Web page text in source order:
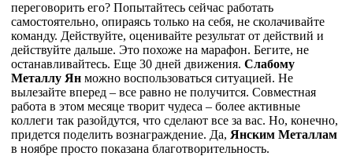
переговорить его? Попытайтесь сейчас работать
самостоятельно, опираясь только на себя, не сколачивайте
команду. Действуйте, оценивайте результат от действий и
действуйте дальше. Это похоже на марафон. Бегите, не
останавливайтесь. Еще 30 дней движения. Слабому
Металлу Ян можно воспользоваться ситуацией. Не
вылезайте вперед – все равно не получится. Совместная
работа в этом месяце творит чудеса – более активные
коллеги так разойдутся, что сделают все за вас. Но, конечно,
придется поделить вознаграждение. Да, Янским Металлам
в ноябре просто показана благотворительность.